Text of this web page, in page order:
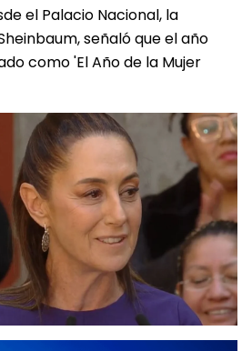
el Palacio Nacional, la
señaló que el año
como 'El Año de la Mujer